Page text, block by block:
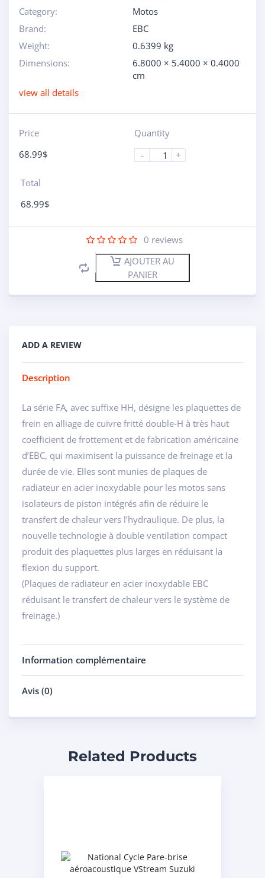
Category:
Motos
Brand:
EBC
Weight:
0.6399 kg
Dimensions:
6.8000 × 5.4000 × 0.4000
cm
view all details
Price
68.99$
Quantity
-
+
Total
68.99$
0 reviews
AJOUTER AU
PANIER
ADD A REVIEW
Description
La série FA, avec suffixe HH, désigne les plaquettes de
frein en alliage de cuivre fritté double-H à très haut
coefficient de frottement et de fabrication américaine
d’EBC, qui maximisent la puissance de freinage et la
durée de vie. Elles sont munies de plaques de
radiateur en acier inoxydable pour les motos sans
isolateurs de piston intégrés afin de réduire le
transfert de chaleur vers l’hydraulique. De plus, la
nouvelle technologie à double ventilation compact
produit des plaquettes plus larges en réduisant la
flexion du support.
(Plaques de radiateur en acier inoxydable EBC
réduisant le transfert de chaleur vers le système de
freinage.)
Information complémentaire
Avis (0)
Related Products